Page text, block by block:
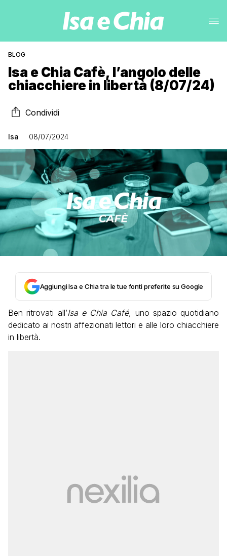
BLOG
Isa e Chia Cafè, l’angolo delle
chiacchiere in libertà (8/07/24)
Condividi
Isa 08/07/2024
Aggiungi Isa e Chia tra le tue fonti preferite su Google
Ben ritrovati all’Isa e Chia Café, uno spazio quotidiano
dedicato ai nostri affezionati lettori e alle loro chiacchiere
in libertà.